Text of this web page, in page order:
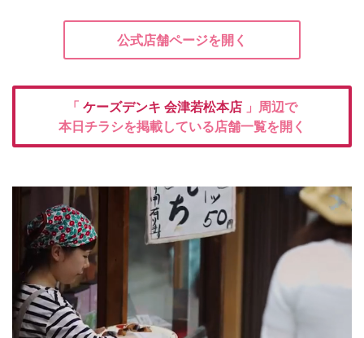
公式店舗ページを開く
「 ケーズデンキ 会津若松本店 」周辺で
本日チラシを掲載している店舗一覧を開く